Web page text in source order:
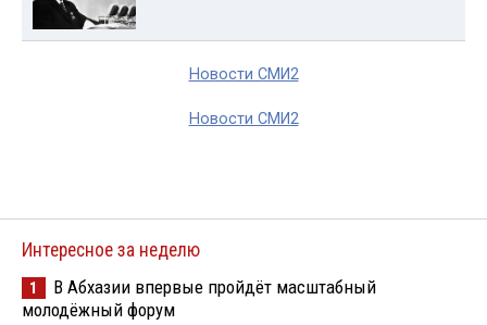
Новости СМИ2
Новости СМИ2
Интересное за неделю
1
В Абхазии впервые пройдёт масштабный
молодёжный форум